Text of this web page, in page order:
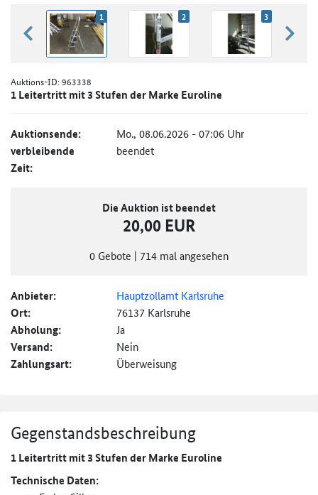
zurück blättern
1 2 3
Auktions-ID:963338
1 Leitertritt mit 3 Stufen der Marke Euroline
Auktionsende: Mo., 08.06.2026 - 07:06 Uhr
verbleibende
Zeit:
beendet
Die Auktion ist beendet
20,00 EUR
0 Gebote | 714 mal angesehen
Anbieter: Hauptzollamt Karlsruhe
Ort: 76137 Karlsruhe
Abholung: Ja
Versand: Nein
Zahlungsart: Überweisung
Gegenstandsbeschreibung
1 Leitertritt mit 3 Stufen der Marke Euroline
Technische Daten: